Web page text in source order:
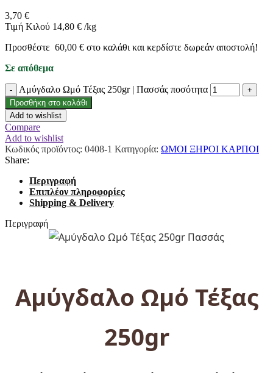
3,70 €
Τιμή Κιλού 14,80 € /kg
Προσθέστε 60,00 € στο καλάθι και κερδίστε δωρεάν αποστολή!
Σε απόθεμα
Αμύγδαλο Ωμό Τέξας 250gr | Πασσάς ποσότητα
Προσθήκη στο καλάθι
Add to wishlist
Compare
Add to wishlist
Κωδικός προϊόντος: 0408-1 Κατηγορία: ΩΜΟΙ ΞΗΡΟΙ ΚΑΡΠΟΙ
Share:
Περιγραφή
Επιπλέον πληροφορίες
Shipping & Delivery
Περιγραφή
Αμύγδαλο Ωμό Τέξας
250gr